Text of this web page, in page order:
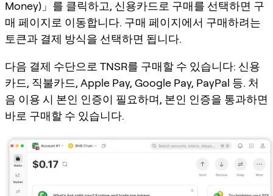
Money)」를 클릭하고, 신용카드로 구매를 선택하면 구
매 페이지로 이동합니다. 구매 페이지에서 구매하려는
토큰과 결제 방식을 선택하면 됩니다.
다음 결제 수단으로 TNSR를 구매할 수 있습니다: 신용
카드, 직불카드, Apple Pay, Google Pay, PayPal 등. 처
음 이용 시 본인 인증이 필요하며, 본인 인증을 통과하면
바로 구매할 수 있습니다.